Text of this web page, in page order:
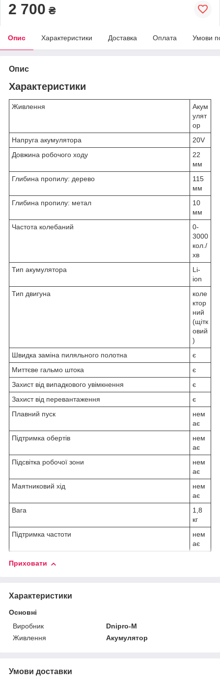
2 700 ₴
Опис Характеристики Доставка Оплата Умови
Опис
Характеристики
Живлення
Акум
улят
ор
Напруга акумулятора
20V
Довжина робочого ходу
22
мм
Глибина пропилу: дерево
115
мм
Глибина пропилу: метал
10
мм
Частота колебаний
0-
3000
кол./
хв
Тип акумулятора
Li-
ion
Тип двигуна
коле
ктор
ний
(щітк
овий
)
Швидка заміна пиляльного полотна
є
Миттєве гальмо штока
є
Захист від випадкового увімкнення
є
Захист від перевантаження
є
Плавний пуск
нем
ає
Підтримка обертів
нем
ає
Підсвітка робочої зони
нем
ає
Маятниковий хід
нем
ає
Вага
1,8
кг
Підтримка частоти
нем
ає
Приховати
Характеристики
Основні
Виробник
Dnipro-M
Живлення
Акумулятор
Умови доставки